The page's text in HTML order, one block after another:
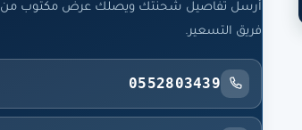
أرسل تفاصيل شحنتك ويصلك عرض مكتوب من
فريق التسعير.
0552803439